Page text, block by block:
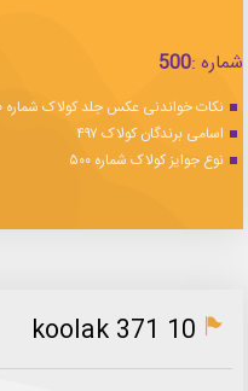
شماره :500
نکات خواندنی عکس جلد کولاک شماره ۵۰۰
اسامی برندگان کولاک ۴۹۷
نوع جوایز کولاک شماره ۵۰۰
koolak 371 10